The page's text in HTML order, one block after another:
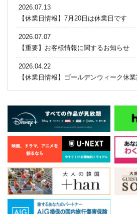
2026.07.13
【休業日情報】7月20日は休業日です
2026.07.07
【重要】お客様情報に関するお知らせ
2026.04.22
【休業日情報】ゴールデンウィーク休